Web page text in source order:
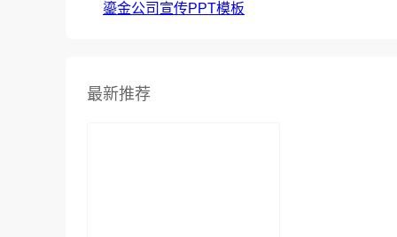
鎏金公司宣传PPT模板
最新推荐